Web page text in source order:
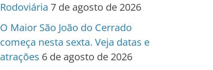
Rodoviária 7 de agosto de 2026
O Maior São João do Cerrado
começa nesta sexta. Veja datas e
atrações 6 de agosto de 2026